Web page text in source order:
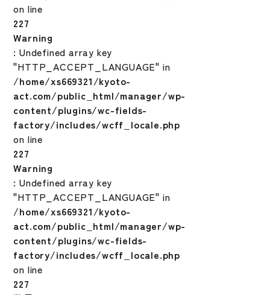
on line
227
Warning
: Undefined array key
"HTTP_ACCEPT_LANGUAGE" in
/home/xs669321/kyoto-
act.com/public_html/manager/wp-
content/plugins/wc-fields-
factory/includes/wcff_locale.php
on line
227
Warning
: Undefined array key
"HTTP_ACCEPT_LANGUAGE" in
/home/xs669321/kyoto-
act.com/public_html/manager/wp-
content/plugins/wc-fields-
factory/includes/wcff_locale.php
on line
227